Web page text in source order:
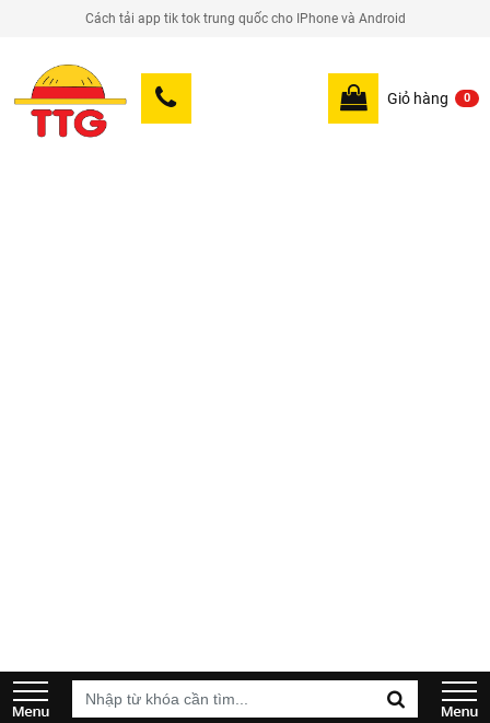
Cách tải app tik tok trung quốc cho IPhone và Android
Giỏ hàng 0